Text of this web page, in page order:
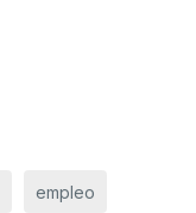
empleo